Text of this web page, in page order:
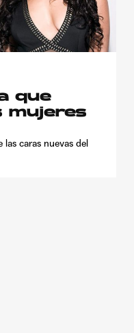
que
mujeres
las caras nuevas del